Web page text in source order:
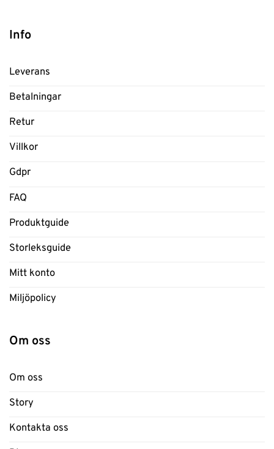
Info
Leverans
Betalningar
Retur
Villkor
Gdpr
FAQ
Produktguide
Storleksguide
Mitt konto
Miljöpolicy
Om oss
Om oss
Story
Kontakta oss